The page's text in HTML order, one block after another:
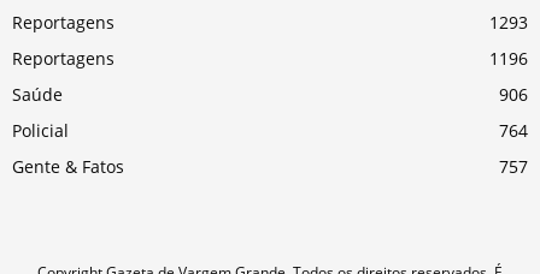
Reportagens
1293
Reportagens
1196
Saúde
906
Policial
764
Gente & Fatos
757